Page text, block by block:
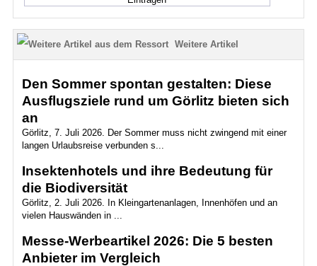
Weitere Artikel
Den Sommer spontan gestalten: Diese
Ausflugsziele rund um Görlitz bieten sich
an
Görlitz, 7. Juli 2026. Der Sommer muss nicht zwingend mit einer
langen Urlaubsreise verbunden s...
Insektenhotels und ihre Bedeutung für
die Biodiversität
Görlitz, 2. Juli 2026. In Kleingartenanlagen, Innenhöfen und an
vielen Hauswänden in ...
Messe-Werbeartikel 2026: Die 5 besten
Anbieter im Vergleich